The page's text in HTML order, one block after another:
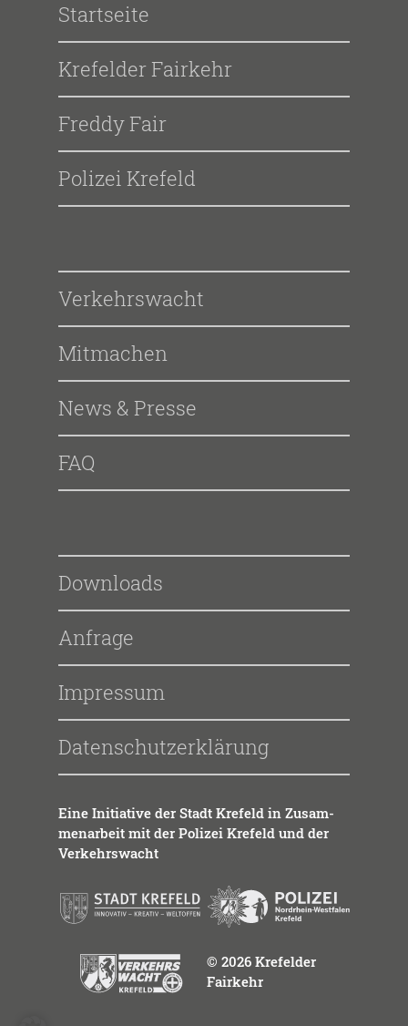
Startseite
Krefelder Fairkehr
Freddy Fair
Polizei Krefeld
Verkehrswacht
Mitmachen
News & Presse
FAQ
Downloads
Anfrage
Impressum
Datenschutzerklärung
Eine Initia­ti­ve der Stadt Kre­feld in Zusam­
men­ar­beit mit der Poli­zei Kre­feld und der
Ver­kehrs­wacht
© 2026 Krefelder
Fairkehr